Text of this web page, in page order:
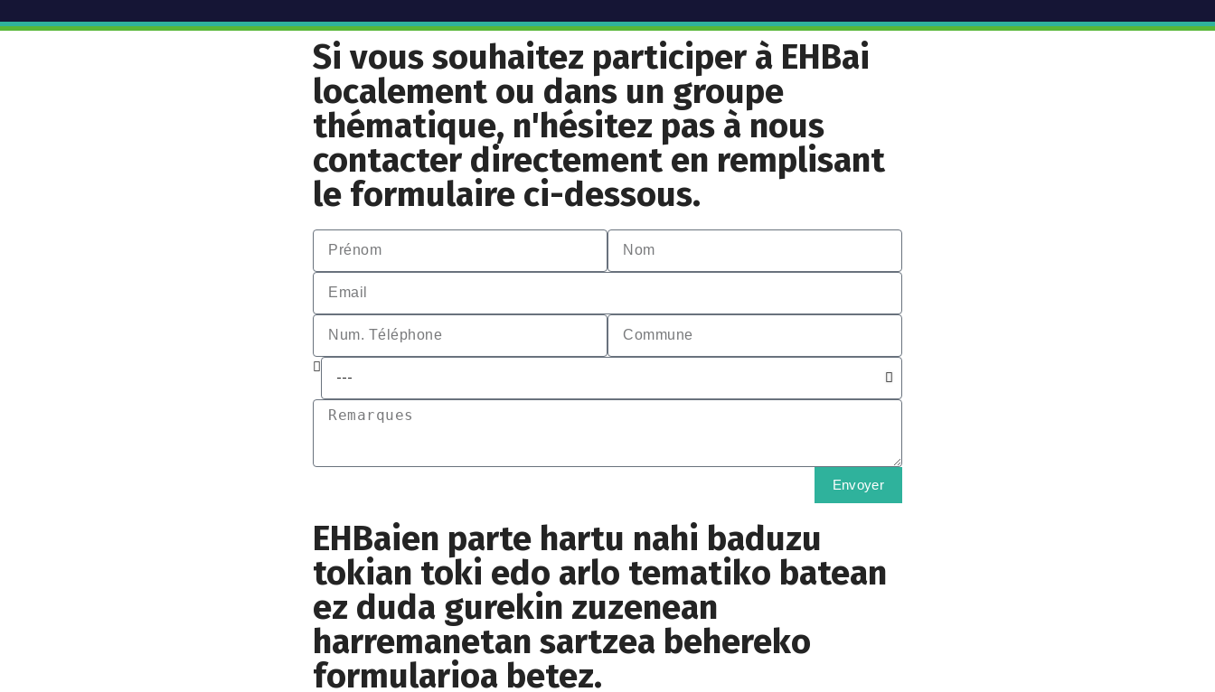
Si vous souhaitez participer à EHBai
localement ou dans un groupe
thématique, n'hésitez pas à nous
contacter directement en remplisant
le formulaire ci-dessous.
Envoyer
EHBaien parte hartu nahi baduzu
tokian toki edo arlo tematiko batean
ez duda gurekin zuzenean
harremanetan sartzea behereko
formularioa betez.